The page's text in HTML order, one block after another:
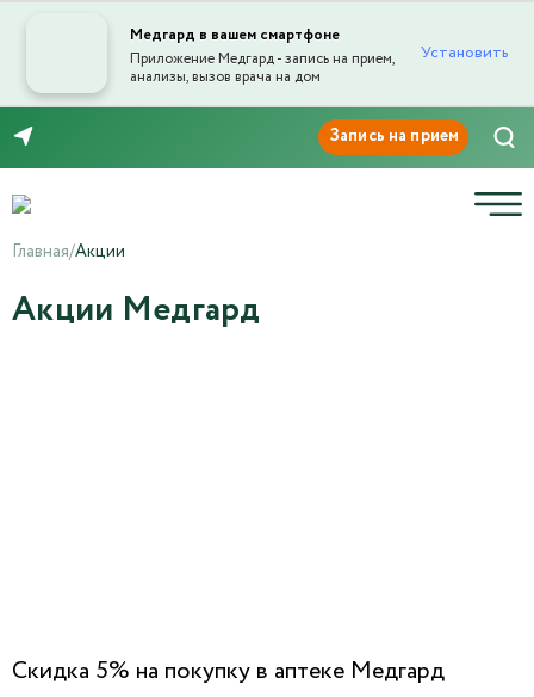
Медгард в вашем смартфоне
Приложение Медгард - запись на прием,
анализы, вызов врача на дом
Установить
Главная/Акции
Акции Медгард
Скидка 5% на покупку в аптеке Медгард